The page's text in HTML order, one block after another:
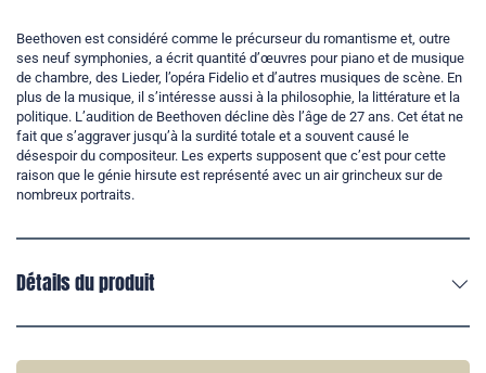
Beethoven est considéré comme le précurseur du romantisme et, outre
ses neuf symphonies, a écrit quantité d’œuvres pour piano et de musique
de chambre, des Lieder, l’opéra Fidelio et d’autres musiques de scène. En
plus de la musique, il s’intéresse aussi à la philosophie, la littérature et la
politique. L’audition de Beethoven décline dès l’âge de 27 ans. Cet état ne
fait que s’aggraver jusqu’à la surdité totale et a souvent causé le
désespoir du compositeur. Les experts supposent que c’est pour cette
raison que le génie hirsute est représenté avec un air grincheux sur de
nombreux portraits.
Détails du produit